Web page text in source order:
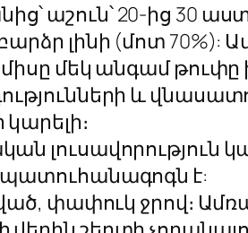
աշուն՝ 20-ից 30
լինի (մոտ 70%):
մեկ անգամ թուփը
և
լուսավորություն
պատուհանագոգն է:
փափուկ ջրով։